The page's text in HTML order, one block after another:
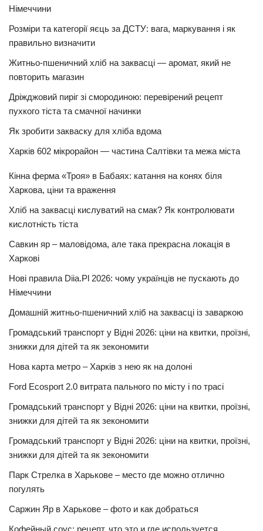
Німеччини
Розміри та категорії яєць за ДСТУ: вага, маркування і як
правильно визначити
Житньо-пшеничний хліб на заквасці — аромат, який не
повторить магазин
Дріжджовий пиріг зі смородиною: перевірений рецепт
пухкого тіста та смачної начинки
Як зробити закваску для хліба вдома
Харків 602 мікрорайон — частина Салтівки та межа міста
Кінна ферма «Троя» в Бабаях: катання на конях біля
Харкова, ціни та враження
Хліб на заквасці кислуватий на смак? Як контролювати
кислотність тіста
Савкин яр – маловідома, але така прекрасна локація в
Харкові
Нові правила Diia.Pl 2026: чому українців не пускають до
Німеччини
Домашній житньо-пшеничний хліб на заквасці із заваркою
Громадський транспорт у Відні 2026: ціни на квитки, проїзні,
знижки для дітей та як зекономити
Нова карта метро – Харків з нею як на долоні
Ford Ecosport 2.0 витрата пального по місту і по трасі
Громадський транспорт у Відні 2026: ціни на квитки, проїзні,
знижки для дітей та як зекономити
Громадський транспорт у Відні 2026: ціни на квитки, проїзні,
знижки для дітей та як зекономити
Парк Стрелка в Харькове – место где можно отлично
погулять
Саржин Яр в Харькове – фото и как добраться
Кофейный соус: рецепт, что это и где используется